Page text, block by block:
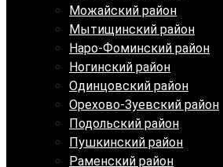
Можайский район
Мытищинский район
Наро-Фоминский район
Ногинский район
Одинцовский район
Орехово-Зуевский район
Подольский район
Пушкинский район
Раменский район